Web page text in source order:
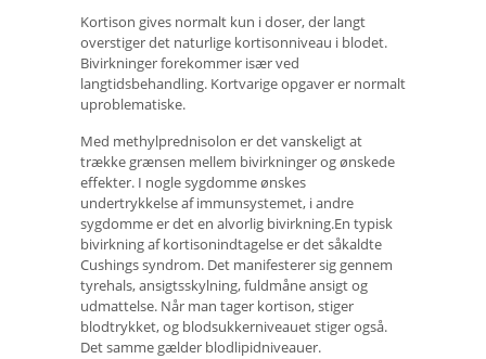
Kortison gives normalt kun i doser, der langt
overstiger det naturlige kortisonniveau i blodet.
Bivirkninger forekommer især ved
langtidsbehandling. Kortvarige opgaver er normalt
uproblematiske.
Med methylprednisolon er det vanskeligt at
trække grænsen mellem bivirkninger og ønskede
effekter. I nogle sygdomme ønskes
undertrykkelse af immunsystemet, i andre
sygdomme er det en alvorlig bivirkning.En typisk
bivirkning af kortisonindtagelse er det såkaldte
Cushings syndrom. Det manifesterer sig gennem
tyrehals, ansigtsskylning, fuldmåne ansigt og
udmattelse. Når man tager kortison, stiger
blodtrykket, og blodsukkerniveauet stiger også.
Det samme gælder blodlipidniveauer.